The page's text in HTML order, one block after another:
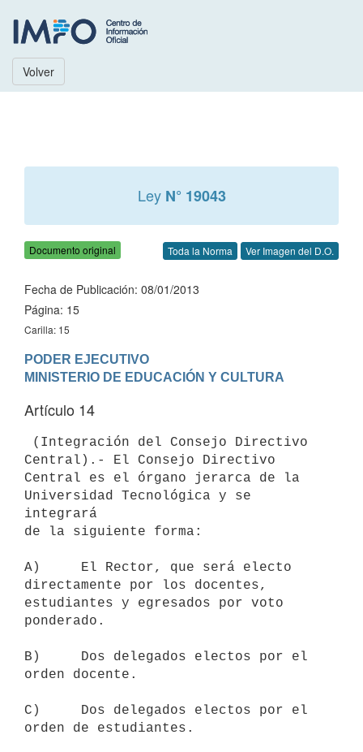
Volver
Ley N° 19043
Documento original Toda la Norma Ver Imagen del D.O.
Fecha de Publicación: 08/01/2013
Página: 15
Carilla: 15
PODER EJECUTIVO
Artículo 14
Central).- El Consejo Directivo
Central es el órgano jerarca de la
Universidad Tecnológica y se
integrará
de la siguiente forma:
A)     El Rector, que será electo
directamente por los docentes,
estudiantes y egresados por voto
ponderado.
B)     Dos delegados electos por el
orden docente.
C)     Dos delegados electos por el
orden de estudiantes.